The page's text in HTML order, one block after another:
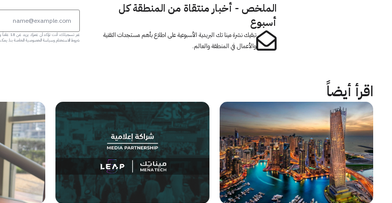
الملخص - أخبار منتقاة من المنطقة كل
أسبوع
تبقيك نشرة مينا تك البريدية الأسبوعية على اطلاع بأهم مستجدات التقنية
والأعمال في المنطقة والعالم.
عبر
شروط الاستخدام وسياسة الخصوصية الخاصة بنا.
اقرأ أيضاً